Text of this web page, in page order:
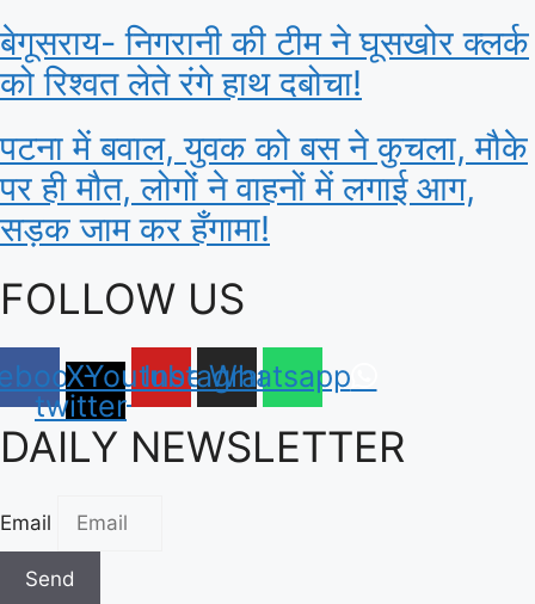
बेगूसराय- निगरानी की टीम ने घूसखोर क्लर्क
को रिश्वत लेते रंगे हाथ दबोचा!
पटना में बवाल, युवक को बस ने कुचला, मौके
पर ही मौत, लोगों ने वाहनों में लगाई आग,
सड़क जाम कर हँगामा!
FOLLOW US
X-
twitter
YoutubeInstagram
Whatsapp
DAILY NEWSLETTER
Email
Send